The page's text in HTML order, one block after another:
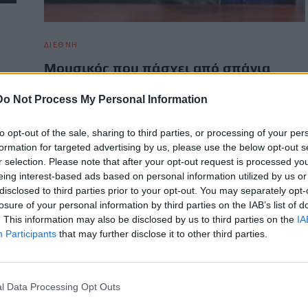
Not Process My Personal Information
opt-out of the sale, sharing to third parties, or processing of your
for targeted advertising by us, please use the below opt-out
selection. Please note that after your opt-out request is processed
interest-based ads based on personal information utilized by us
to third parties prior to your opt-out. You may separately
of your personal information by third parties on the IAB’s list of
This information may also be disclosed by us to third parties on the
Participants that may further disclose it to other third parties.
Data Processing Opt Outs
ΔΙΕΘΝΗ
Μουσικός που πάσχει από σπάνια
στην ΑΙ
νευρώνα (MND) επέστρεψε στη σκηνή, αφού η τεχνητή
νοημοσύνη (AI)…
Newsroom 12 Φεβρουαρίου, 2026